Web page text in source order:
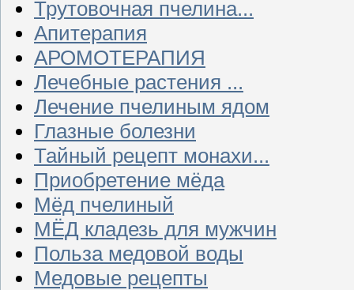
Трутовочная пчелина...
Апитерапия
АРОМОТЕРАПИЯ
Лечебные растения ...
Лечение пчелиным ядом
Глазные болезни
Тайный рецепт монахи...
Приобретение мёда
Мёд пчелиный
МЁД кладезь для мужчин
Польза медовой воды
Медовые рецепты